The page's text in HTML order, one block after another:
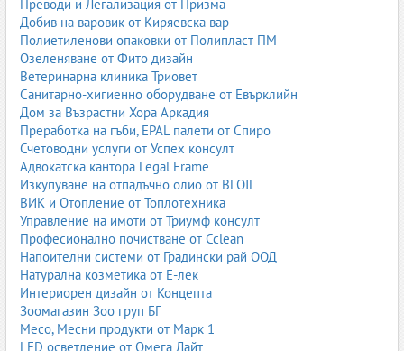
Преводи и Легализация от Призма
Добив на варовик от Киряевска вар
Полиетиленови опаковки от Полипласт ПМ
Озеленяване от Фито дизайн
Ветеринарна клиника Триовет
Санитарно-хигиенно оборудване от Евърклийн
Дом за Възрастни Хора Аркадия
Преработка на гъби, EPAL палети от Спиро
Счетоводни услуги от Успех консулт
Адвокатска кантора Legal Frame
Изкупуване на отпадъчно олио от BLOIL
ВИК и Отопление от Топлотехника
Управление на имоти от Триумф консулт
Професионално почистване от Cclean
Напоителни системи от Градински рай ООД
Натурална козметика от Е-лек
Интериорен дизайн от Концепта
Зоомагазин Зоо груп БГ
Месо, Месни продукти от Марк 1
LED осветление от Омега Лайт